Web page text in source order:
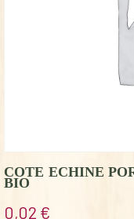
COTE ECHINE
BIO
0,02 €